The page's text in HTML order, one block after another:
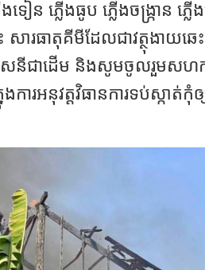
ៀន ភ្លើងធូប ភ្លើងចង្ក្រាន ភ្លើ
សារធាតុគីមីដែលជាវត្ថុងាយឆេ
សនីជាដើម និងសូមចូលរួមសហក
ការអនុវត្តវិធានការទប់ស្កាត់កុំ